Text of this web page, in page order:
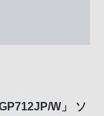
W」 ソ